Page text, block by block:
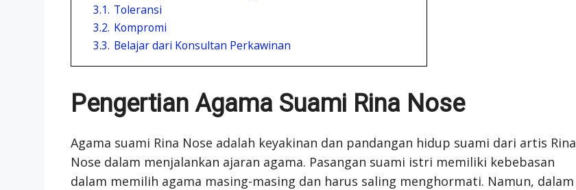
3.1. Toleransi
3.2. Kompromi
3.3. Belajar dari Konsultan Perkawinan
Pengertian Agama Suami Rina Nose
Agama suami Rina Nose adalah keyakinan dan pandangan hidup suami dari artis Rina
Nose dalam menjalankan ajaran agama. Pasangan suami istri memiliki kebebasan
dalam memilih agama masing-masing dan harus saling menghormati. Namun, dalam